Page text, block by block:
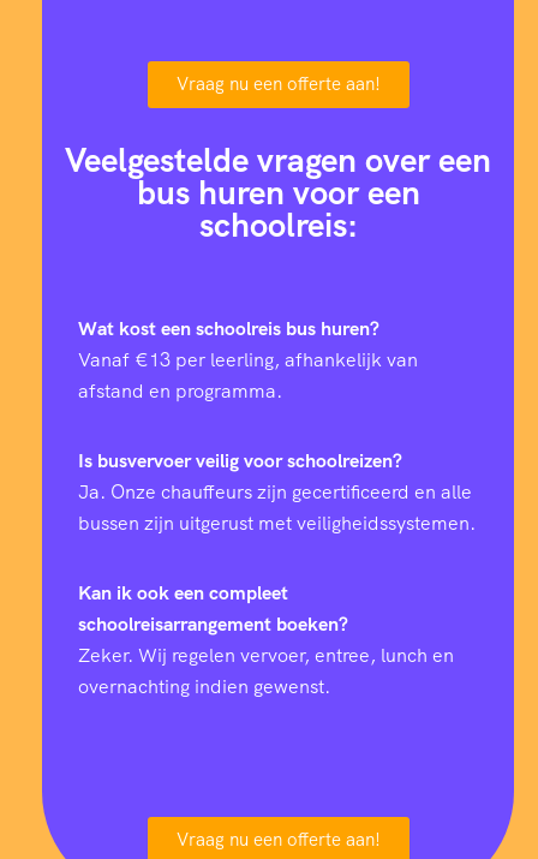
Vraag nu een offerte aan!
Veelgestelde vragen over een
bus huren voor een
schoolreis:
Wat kost een schoolreis bus huren?
Vanaf €13 per leerling, afhankelijk van
afstand en programma.
Is busvervoer veilig voor schoolreizen?
Ja. Onze chauffeurs zijn gecertificeerd en alle
bussen zijn uitgerust met veiligheidssystemen.
Kan ik ook een compleet
schoolreisarrangement boeken?
Zeker. Wij regelen vervoer, entree, lunch en
overnachting indien gewenst.
Vraag nu een offerte aan!